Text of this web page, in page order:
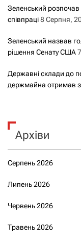
Зеленський
співпраці8 Серпня,
Зеленський назвав
рішення Сенату США
Державні склади до
держмайна отримав
Архіви
Серпень 2026
Липень 2026
Червень 2026
Травень 2026